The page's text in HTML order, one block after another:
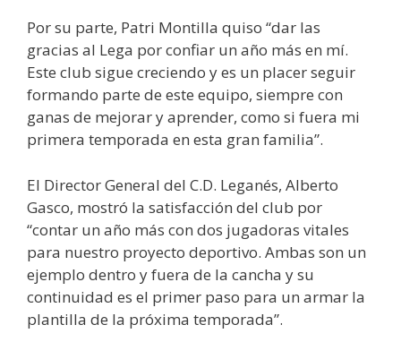
Por su parte, Patri Montilla quiso “dar las
gracias al Lega por confiar un año más en mí.
Este club sigue creciendo y es un placer seguir
formando parte de este equipo, siempre con
ganas de mejorar y aprender, como si fuera mi
primera temporada en esta gran familia”.
El Director General del C.D. Leganés, Alberto
Gasco, mostró la satisfacción del club por
“contar un año más con dos jugadoras vitales
para nuestro proyecto deportivo. Ambas son un
ejemplo dentro y fuera de la cancha y su
continuidad es el primer paso para un armar la
plantilla de la próxima temporada”.